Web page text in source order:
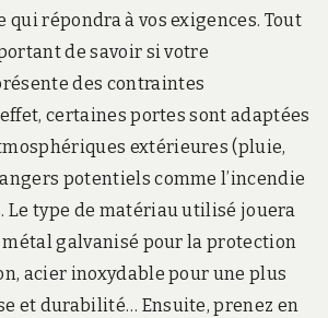
répondra à vos exigences. Tout
de savoir si votre
des contraintes
certaines portes sont adaptées
extérieures (pluie,
potentiels comme l’incendie
Le type de matériau utilisé jouera
métal galvanisé pour la protection
acier inoxydable pour une plus
et durabilité… Ensuite, prenez en